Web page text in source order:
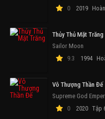
0
2019
Thủy Thủ Mặt Trăng
Sailor Moon
9.3
1994
Vô Thượng Thần Đế
Supreme God
0
2020 Tập